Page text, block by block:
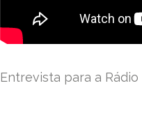
Entrevista para a Rádio